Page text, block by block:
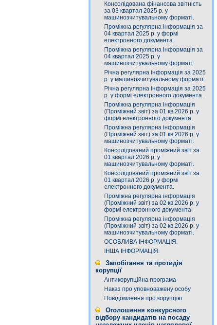
Консолідована фінансова звітність
за 03 квартал 2025 р. у
машинозчитувальному форматі.
Проміжна регулярна інформація за
04 квартал 2025 р. у формі
електронного документа.
Проміжна регулярна інформація за
04 квартал 2025 р. у
машинозчитувальному форматі.
Річна регулярна інформація за 2025
р. у машинозчитувальному форматі.
Річна регулярна інформація за 2025
р. у формі електронного документа.
Проміжна регулярна інформація
(Проміжний звіт) за 01 кв.2026 р. у
формі електронного документа.
Проміжна регулярна інформація
(Проміжний звіт) за 01 кв.2026 р. у
машинозчитувальному форматі.
Консолідований проміжний звіт за
01 квартал 2026 р. у
машинозчитувальному форматі.
Консолідований проміжний звіт за
01 квартал 2026 р. у формі
електронного документа.
Проміжна регулярна інформація
(Проміжний звіт) за 02 кв.2026 р. у
формі електронного документа.
Проміжна регулярна інформація
(Проміжний звіт) за 02 кв.2026 р. у
машинозчитувальному форматі.
ОСОБЛИВА ІНФОРМАЦІЯ.
ІНША ІНФОРМАЦІЯ.
Запобігання та протидія
корупції
Антикорупційна програма
Наказ про уповноважену особу
Повідомлення про корупцію
Оголошення конкурсного
відбору кандидатів на посаду